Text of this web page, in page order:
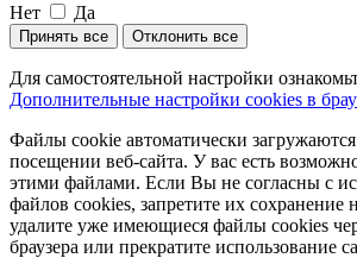
Нет
Да
Принять все Отклонить все
Для самостоятельной настройки
Дополнительные настройки cookies в
Файлы cookie автоматически
посещении веб-сайта. У вас есть
этими файлами. Если Вы не согласны с
файлов cookies, запретите их сохранение
удалите уже имеющиеся файлы cookies
браузера или прекратите использование